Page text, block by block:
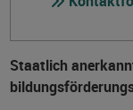
Staatlich